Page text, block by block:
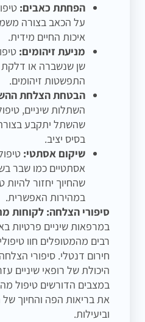
הפחתת כאבים:
על הכאב בצורה
איכות החיים מידית.
מניעת זיהומים:
שן שנשברה או דלקת
התפשטות זיהומים.
הבטחת הצלחת
השתלות שיניים,
שהשתל יתקבע
בסיס יציב.
שיקום אסתטי:
אסתטיים כמו שבר
שהחיוך יחזור להיות
במהירות האפשרית.
סיפורי הצלחה: לקוחות
במרפאות שיניים פרטיות
רבים מהמטופלים חוו
חירום דנטלי. סיפורי
היכולת של רופאי שיניים
במצבים הדורשים טיפול
את בריאות הפה והחיוך
וביעילות.